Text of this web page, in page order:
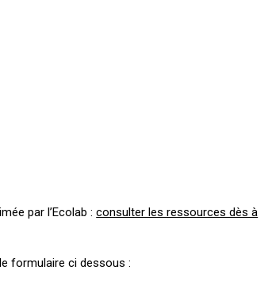
par l’Ecolab :consulter les ressources dès à
formulaire ci dessous :